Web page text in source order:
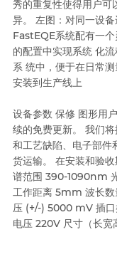
秀的重复性使得用户可
异。 左图：对同一设
FastEQE系统配有一
的配置中实现系统 化
系 统中，便于在日常
安装到生产线上
设备参数 保修 图形用
续的免费更新。 我们
和工艺缺陷、电子部件
货运输。 在安装和验
谱范围 390-1090nm
工作距离 5mm 波长
压 (+/-) 5000 mV 插
电压 220V 尺寸（长